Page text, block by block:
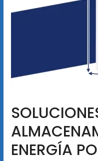
ENERGÍA